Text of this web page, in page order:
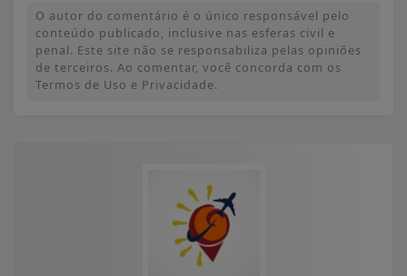
O autor do comentário é o único responsável pelo
conteúdo publicado, inclusive nas esferas civil e
penal. Este site não se responsabiliza pelas opiniões
de terceiros. Ao comentar, você concorda com os
Termos de Uso e Privacidade.